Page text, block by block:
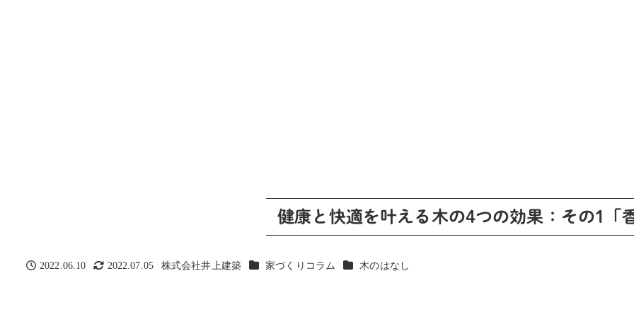
健康と快適を叶える木の4つの効果：その1「
投稿日
2022.06.10
更新日
2022.07.05
著
株式会社井上建築 カテゴリー
家づくりコラム カテゴリー
木のはなし